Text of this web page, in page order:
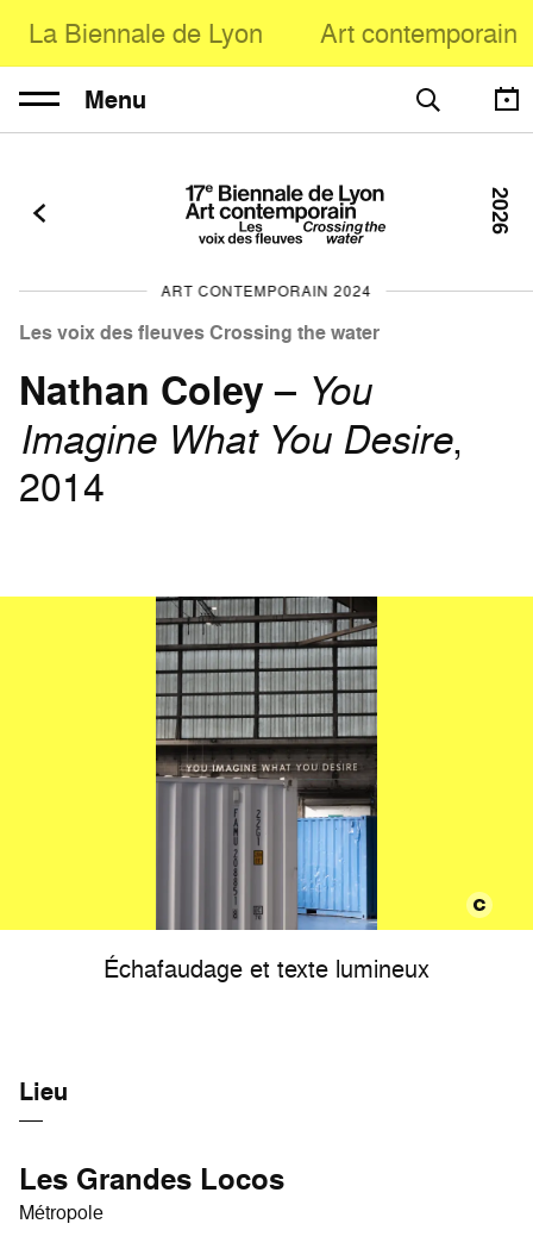
La Biennale de Lyon Art contemporain
Menu
ART CONTEMPORAIN 2024
Les voix des fleuves Crossing the water
Nathan Coley – You
Imagine What You Desire,
2014
2026
Échafaudage et texte lumineux
Lieu
Les Grandes Locos
Métropole